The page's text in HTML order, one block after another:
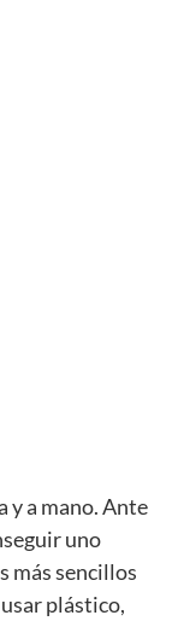
y a mano. Ante
uno
más sencillos
plástico,